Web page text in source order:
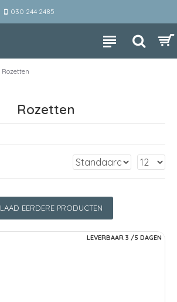
030 244 2485
Rozetten
Rozetten
LAAD EERDERE PRODUCTEN
LEVERBAAR 3 /5 DAGEN